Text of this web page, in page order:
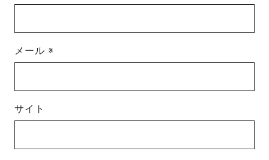
メール※
サイト